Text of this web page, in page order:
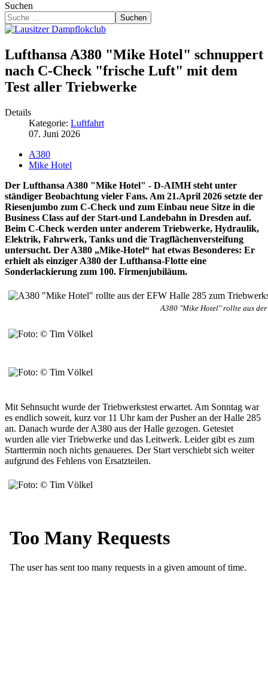
Suchen
Suchen
Lufthansa A380 "Mike Hotel" schnuppert
nach C-Check "frische Luft" mit dem
Test aller Triebwerke
Details
Kategorie: Luftfahrt
07. Juni 2026
A380
Mike Hotel
Der Lufthansa A380 "Mike Hotel" - D-AIMH steht unter
ständiger Beobachtung vieler Fans. Am 21.April 2026 setzte der
Riesenjumbo zum C-Check und zum Einbau neue Sitze in die
Business Class auf der Start-und Landebahn in Dresden auf.
Beim C-Check werden unter anderem Triebwerke, Hydraulik,
Elektrik, Fahrwerk, Tanks und die Tragflächenversteifung
untersucht. Der A380 „Mike-Hotel“ hat etwas Besonderes: Er
erhielt als einziger A380 der Lufthansa-Flotte eine
Sonderlackierung zum 100. Firmenjubiläum.
A380 "Mike Hotel" rollte aus
Mit Sehnsucht wurde der Triebwerkstest erwartet. Am Sonntag war
es endlich soweit, kurz vor 11 Uhr kam der Pusher an der Halle 285
an. Danach wurde der A380 aus der Halle gezogen. Getestet
wurden alle vier Triebwerke und das Leitwerk. Leider gibt es zum
Starttermin noch nichts genaueres. Der Start verschiebt sich weiter
aufgrund des Fehlens von Ersatzteilen.